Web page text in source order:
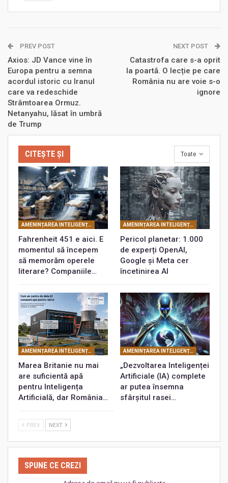
PREV POST
Axios: JD Vance vine în
Europa pentru a semna
acordul istoric cu Iranul
care va redeschide
Strâmtoarea Ormuz.
Netanyahu, lăsat în umbră
de Trump
NEXT POST
Catastrofa care s-a oprit
la poartă. O lecție pe care
România nu are voie s-o
ignore
Toate
CITEȘTE ȘI
AMENINȚAREA INTELIGENȚEI ARTIFICIALE
Fahrenheit 451 e aici. E
momentul să începem
să memorăm operele
literare? Companiile…
AMENINȚAREA INTELIGENȚEI ARTIFICIALE
Pericol planetar: 1.000
de experți OpenAI,
Google și Meta cer
încetinirea AI
AMENINȚAREA INTELIGENȚEI ARTIFICIALE
Marea Britanie nu mai
are suficientă apă
pentru Inteligența
Artificială, dar România…
AMENINȚAREA INTELIGENȚEI ARTIFICIALE
„Dezvoltarea Inteligenței
Artificiale (IA) complete
ar putea însemna
sfârșitul rasei…
PREV NEXT
SPUNE CE CREZI